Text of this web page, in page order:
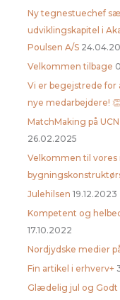
Ny tegnestuechef
udviklingskapitel i
Poulsen A/S
Velkommen tilbage
Vi er begejstrede
nye medarbejdere! 👏
MatchMaking på
26.02.2025
Velkommen til vores
Julehilsen 19.12.2023
Kompetent og
17.10.2022
Nordjydske medier
Fin artikel i erhverv+
Glædelig jul og Godt